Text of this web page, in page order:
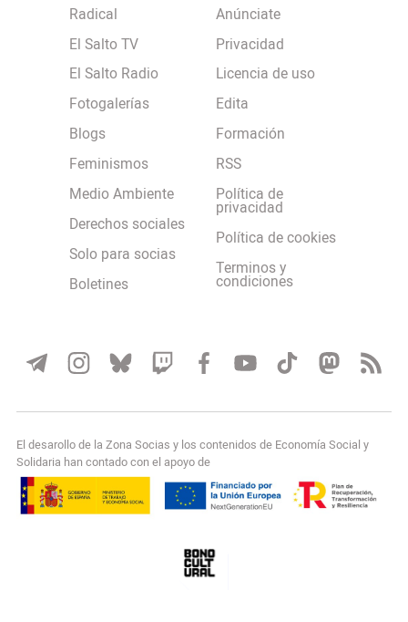
Radical
El Salto TV
El Salto Radio
Fotogalerías
Blogs
Feminismos
Medio Ambiente
Derechos sociales
Solo para socias
Boletines
Anúnciate
Privacidad
Licencia de uso
Edita
Formación
RSS
Política de
privacidad
Política de cookies
Terminos y
condiciones
El desarollo de la Zona Socias y los contenidos de Economía Social y
Solidaria han contado con el apoyo de